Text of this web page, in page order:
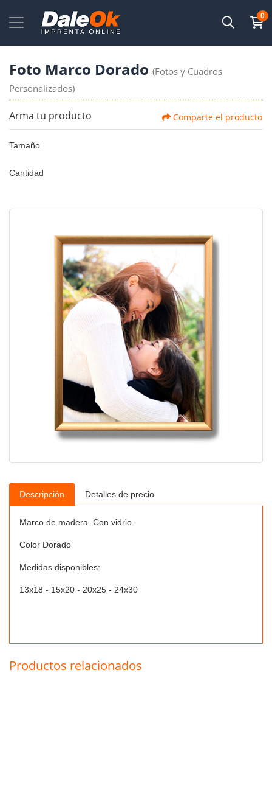
0
Foto Marco Dorado (Fotos y Cuadros
Personalizados)
Arma tu producto Comparte el producto
Tamaño
Cantidad
Descripción Detalles de precio
Marco de madera. Con vidrio.
Color Dorado
Medidas disponibles:
13x18 - 15x20 - 20x25 - 24x30
Productos relacionados